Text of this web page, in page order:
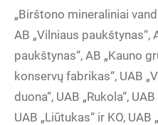
„Birštono mineraliniai
AB „Vilniaus paukštynas“,
paukštynas“, AB „Kauno
konservų fabrikas“, UAB
duona“, UAB „Rukola“,
UAB „Liūtukas“ ir KO, UAB